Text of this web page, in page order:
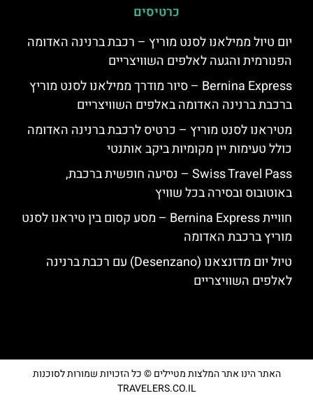
כרטיסים
יום טיול ממילאנו לסנט מוריץ – רכבת ברנינה האדומה
הפנורמית והגעה לאלפים השוויצריים
Bernina Express – סיור מודרך ממילאנו לסנט מוריץ
ברכבת ברנינה האדומה באלפים השוויצריים
מטיראנו לסנט מוריץ – כרטיס לרכבת ברנינה האדומה
כולל טעימות יין מקומיות ביקב אותנטי
Swiss Travel Pass – נסיעה חופשית ברכבת,
באוטובוס ובסירה בכל שוויץ
חוויית Bernina Express – מסע קסום בין טיראנו לסנט
מוריץ ברכבת האדומה
טיול יום מדזנצאנו (Desenzano) עם רכבת ברנינה
לאלפים השוויצריים
האתר הינו אתר המלצות מטיילים © כל הזכויות שמורות לסוכנות
TRAVELERS.CO.IL